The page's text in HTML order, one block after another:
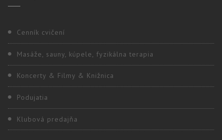
Cenník cvičení
Masáže, sauny, kúpele, fyzikálna terapia
Koncerty & Filmy & Knižnica
Podujatia
Klubová predajňa